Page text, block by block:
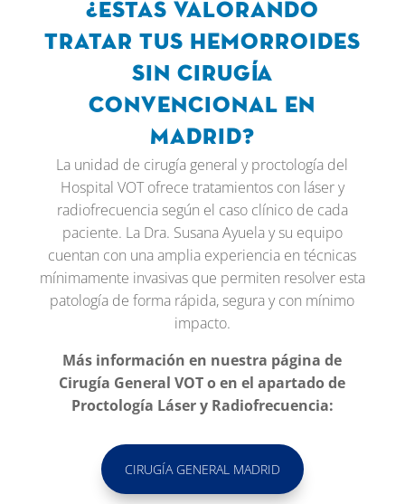
¿Estas valorando
tratar tus hemorroides
sin cirug a
convencional en
Madrid?
La unidad de cirugía general y proctología del
Hospital VOT ofrece tratamientos con láser y
radiofrecuencia según el caso clínico de cada
paciente. La Dra. Susana Ayuela y su equipo
cuentan con una amplia experiencia en técnicas
mínimamente invasivas que permiten resolver esta
patología de forma rápida, segura y con mínimo
impacto.
Más información en nuestra página de
Cirugía General VOT o en el apartado de
Proctología Láser y Radiofrecuencia:
CIRUGÍA GENERAL MADRID